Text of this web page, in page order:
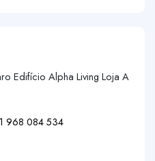
Edifício Alpha Living Loja A
968 084 534